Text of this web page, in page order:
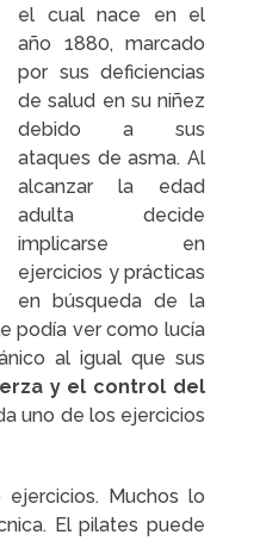
el cual nace en el
año 1880, marcado
por sus deficiencias
de salud en su niñez
debido a sus
ataques de asma. Al
alcanzar la edad
adulta decide
implicarse en
ejercicios y prácticas
en búsqueda de la
podía ver como lucía
al igual que sus
y el control del
uno de los ejercicios
Muchos lo
El pilates puede